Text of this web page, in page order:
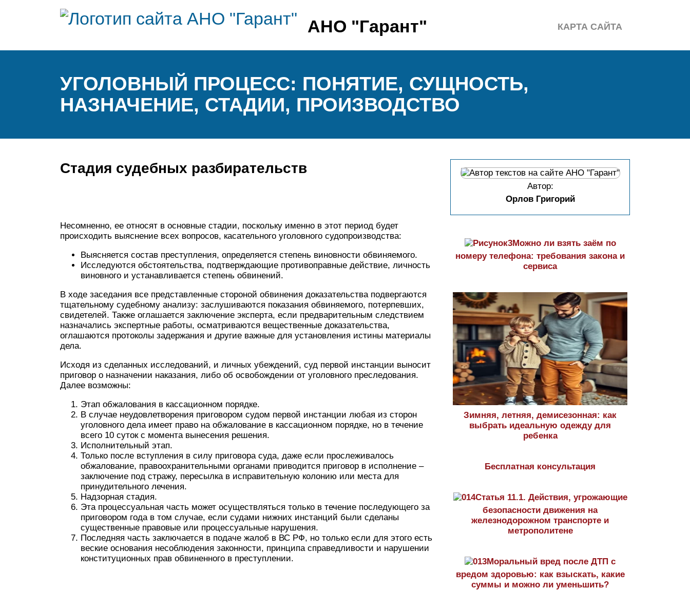
АНО "Гарант" КАРТА САЙТА
УГОЛОВНЫЙ ПРОЦЕСС: ПОНЯТИЕ, СУЩНОСТЬ,
НАЗНАЧЕНИЕ, СТАДИИ, ПРОИЗВОДСТВО
Стадия судебных разбирательств
Несомненно, ее относят в основные стадии, поскольку именно в этот период будет
происходить выяснение всех вопросов, касательного уголовного судопроизводства:
Выясняется состав преступления, определяется степень виновности обвиняемого.
Исследуются обстоятельства, подтверждающие противоправные действие, личность
виновного и устанавливается степень обвинений.
В ходе заседания все представленные стороной обвинения доказательства подвергаются
тщательному судебному анализу: заслушиваются показания обвиняемого, потерпевших,
свидетелей. Также оглашается заключение эксперта, если предварительным следствием
назначались экспертные работы, осматриваются вещественные доказательства,
оглашаются протоколы задержания и другие важные для установления истины материалы
дела.
Исходя из сделанных исследований, и личных убеждений, суд первой инстанции выносит
приговор о назначении наказания, либо об освобождении от уголовного преследования.
Далее возможны:
Этап обжалования в кассационном порядке.
В случае неудовлетворения приговором судом первой инстанции любая из сторон
уголовного дела имеет право на обжалование в кассационном порядке, но в течение
всего 10 суток с момента вынесения решения.
Исполнительный этап.
Только после вступления в силу приговора суда, даже если прослеживалось
обжалование, правоохранительными органами приводится приговор в исполнение –
заключение под стражу, пересылка в исправительную колонию или места для
принудительного лечения.
Надзорная стадия.
Эта процессуальная часть может осуществляться только в течение последующего за
приговором года в том случае, если судами нижних инстанций были сделаны
существенные правовые или процессуальные нарушения.
Последняя часть заключается в подаче жалоб в ВС РФ, но только если для этого есть
веские основания несоблюдения законности, принципа справедливости и нарушении
конституционных прав обвиненного в преступлении.
Автор:
Орлов Григорий
Можно ли взять заём по
номеру телефона: требования закона и
сервиса
Зимняя, летняя, демисезонная: как
выбрать идеальную одежду для
ребенка
Бесплатная консультация
Статья 11.1. Действия, угрожающие
безопасности движения на
железнодорожном транспорте и
метрополитене
Моральный вред после ДТП с
вредом здоровью: как взыскать, какие
суммы и можно ли уменьшить?